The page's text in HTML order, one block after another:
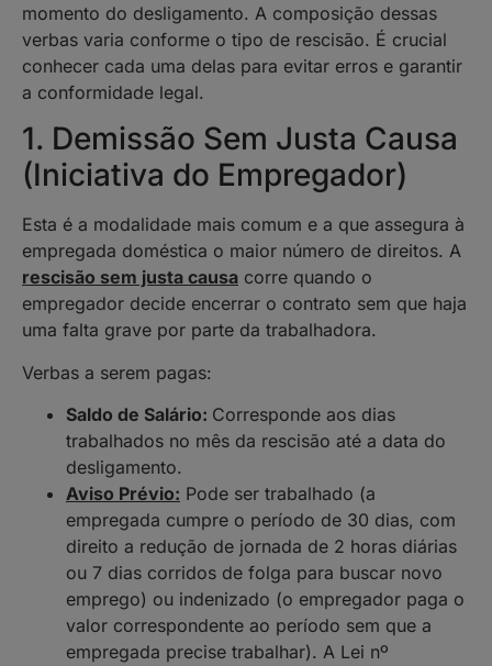
momento do desligamento. A composição dessas
verbas varia conforme o tipo de rescisão. É crucial
conhecer cada uma delas para evitar erros e garantir
a conformidade legal.
1. Demissão Sem Justa Causa
(Iniciativa do Empregador)
Esta é a modalidade mais comum e a que assegura à
empregada doméstica o maior número de direitos. A
rescisão sem justa causa corre quando o
empregador decide encerrar o contrato sem que haja
uma falta grave por parte da trabalhadora.
Verbas a serem pagas:
Saldo de Salário: Corresponde aos dias
trabalhados no mês da rescisão até a data do
desligamento.
Aviso Prévio: Pode ser trabalhado (a
empregada cumpre o período de 30 dias, com
direito a redução de jornada de 2 horas diárias
ou 7 dias corridos de folga para buscar novo
emprego) ou indenizado (o empregador paga o
valor correspondente ao período sem que a
empregada precise trabalhar). A Lei nº